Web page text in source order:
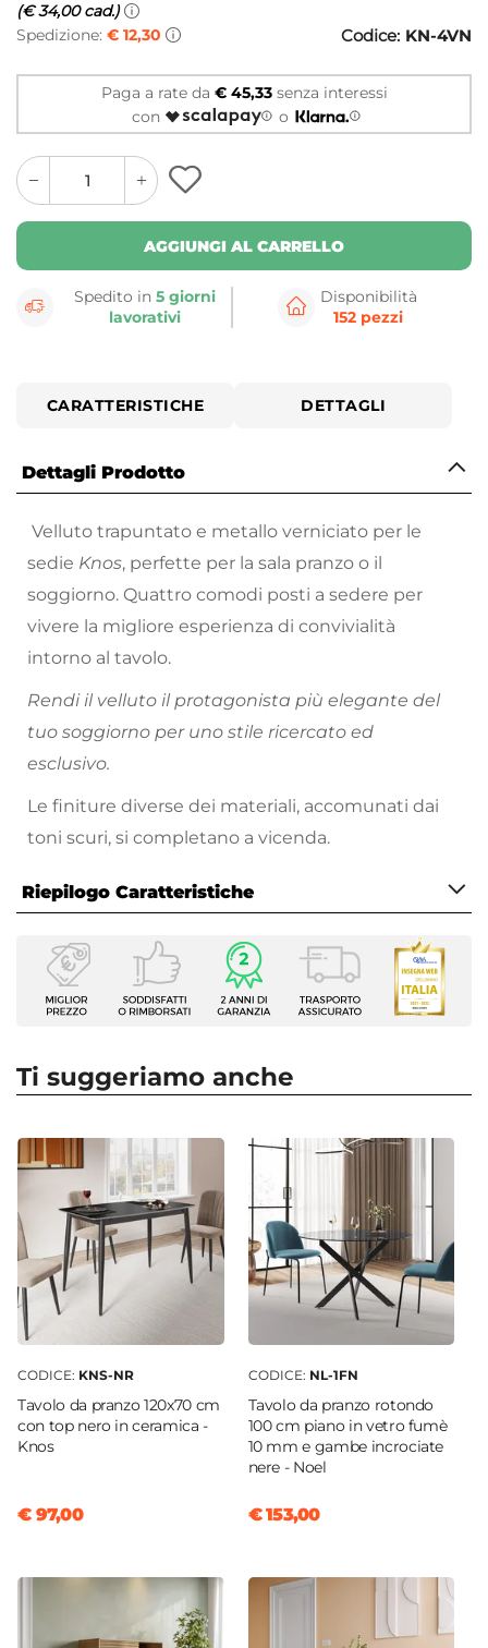
(€ 34,00 cad.)
Spedizione: € 12,30 Codice: KN-4VN
Paga a rate da € 45,33senza interessi
con
o
quantity
button
quantity
minus
button
AGGIUNGI AL CARRELLO
Spedito in5 giorni
lavorativi
Disponibilità
152 pezzi
CARATTERISTICHE DETTAGLI
Dettagli Prodotto
Velluto trapuntato e metallo verniciato per le
sedie Knos, perfette per la sala pranzo o il
soggiorno. Quattro comodi posti a sedere per
vivere la migliore esperienza di convivialità
intorno al tavolo.
Rendi il velluto il protagonista più elegante del
tuo soggiorno per uno stile ricercato ed
esclusivo.
Le finiture diverse dei materiali, accomunati dai
toni scuri, si completano a vicenda.
Riepilogo Caratteristiche
Caratteristiche
Tipologia
Set di sedie
Numero Elementi
Dimensioni
42 x 55 cm
Altezza
84 cm
Altezza Seduta
46 cm
Materiale Gambe
Velluto
Portata Massima
Colore Gambe
Materiale Imbottitura
Ti suggeriamo anche
CODICE: KNS-NR
Tavolo da pranzo 120x70 cm
con top nero in ceramica -
Knos
€ 97,00
CODICE: NL-1FN
Tavolo da pranzo rotondo
100 cm piano in vetro fumè
10 mm e gambe incrociate
nere - Noel
€ 153,00